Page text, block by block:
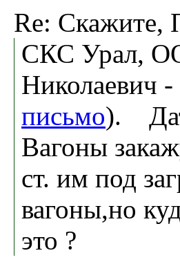
Re:
СКС Урал,
Николаевич -
письмо).
Вагоны
ст. им под
вагоны,но
это ?